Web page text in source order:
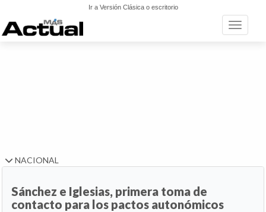
Ir a Versión Clásica o escritorio
Toggle
NACIONAL
Sánchez e Iglesias, primera toma de
contacto para los pactos autonómicos